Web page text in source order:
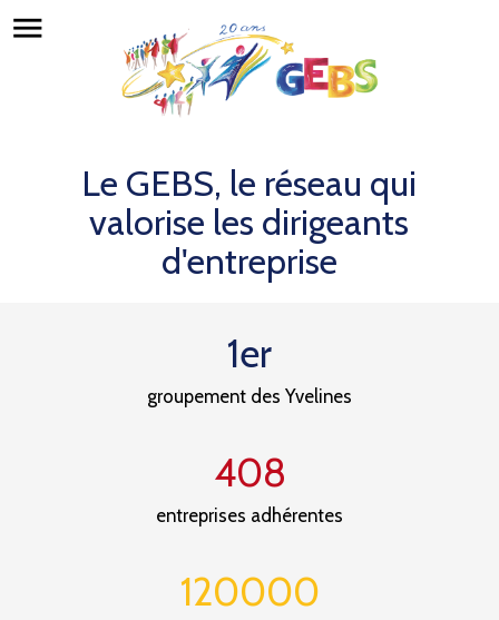
menu
Le GEBS, le réseau qui
valorise les dirigeants
d'entreprise
1er
groupement des Yvelines
408
entreprises adhérentes
120000